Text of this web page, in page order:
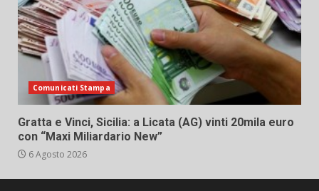
Comunicati Stampa
Gratta e Vinci, Sicilia: a Licata (AG) vinti 20mila euro
con “Maxi Miliardario New”
6 Agosto 2026